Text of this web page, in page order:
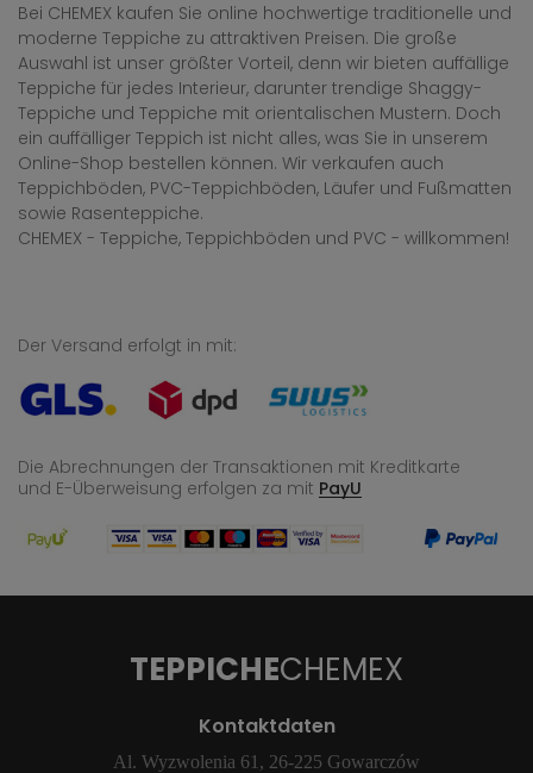
Bei CHEMEX kaufen Sie online hochwertige traditionelle und
moderne Teppiche zu attraktiven Preisen. Die große
Auswahl ist unser größter Vorteil, denn wir bieten auffällige
Teppiche für jedes Interieur, darunter trendige Shaggy-
Teppiche und Teppiche mit orientalischen Mustern. Doch
ein auffälliger Teppich ist nicht alles, was Sie in unserem
Online-Shop bestellen können. Wir verkaufen auch
Teppichböden, PVC-Teppichböden, Läufer und Fußmatten
sowie Rasenteppiche.
CHEMEX - Teppiche, Teppichböden und PVC - willkommen!
Der Versand erfolgt in mit:
Die Abrechnungen der Transaktionen mit Kreditkarte
und E-Überweisung erfolgen za mit PayU
TEPPICHECHEMEX
Kontaktdaten
Al. Wyzwolenia 61, 26-225 Gowarczów